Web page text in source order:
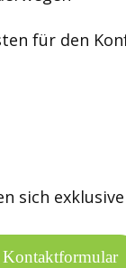
für den
sich
Kontaktformular